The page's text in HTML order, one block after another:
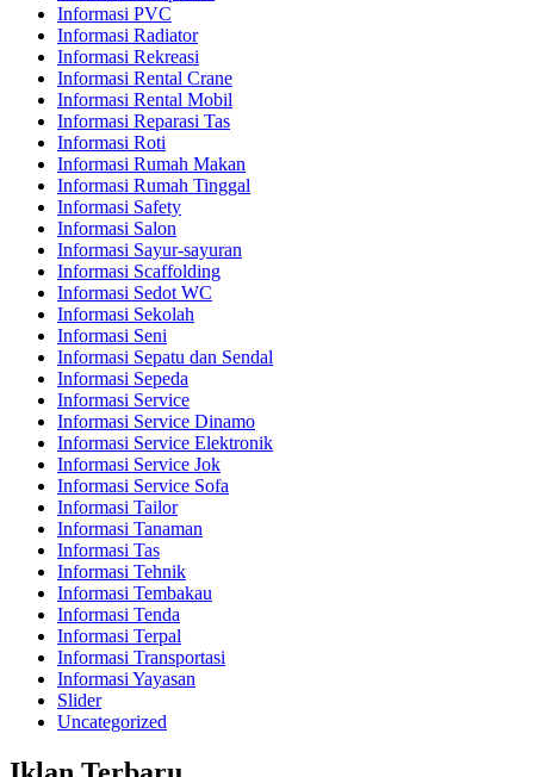
Informasi PVC
Informasi Radiator
Informasi Rekreasi
Informasi Rental Crane
Informasi Rental Mobil
Informasi Reparasi Tas
Informasi Roti
Informasi Rumah Makan
Informasi Rumah Tinggal
Informasi Safety
Informasi Salon
Informasi Sayur-sayuran
Informasi Scaffolding
Informasi Sedot WC
Informasi Sekolah
Informasi Seni
Informasi Sepatu dan Sendal
Informasi Sepeda
Informasi Service
Informasi Service Dinamo
Informasi Service Elektronik
Informasi Service Jok
Informasi Service Sofa
Informasi Tailor
Informasi Tanaman
Informasi Tas
Informasi Tehnik
Informasi Tembakau
Informasi Tenda
Informasi Terpal
Informasi Transportasi
Informasi Yayasan
Slider
Uncategorized